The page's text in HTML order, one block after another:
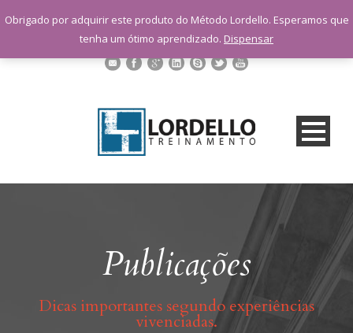
sac@lordellotreinamento.com.br
+55 11 9 1398-3091
Publicações
Dicas importantes segundo experiências
vivenciadas.
Obrigado por adquirir este produto do Método Lordello. Esperamos que
tenha um ótimo aprendizado. Dispensar